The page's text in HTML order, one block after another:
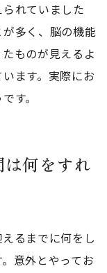
れていました
多く、脳の機能
ものが見えるよ
ます。実際にお
す。
何をすれ
るまでに何をし
意外とやってお